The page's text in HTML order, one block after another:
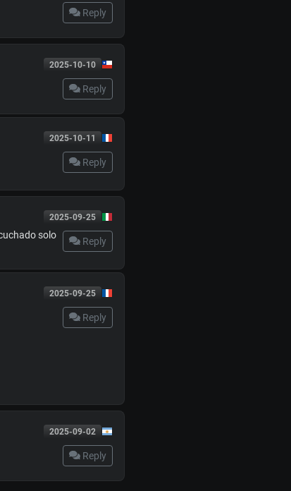
Reply
2025-10-10
Reply
2025-10-11
Reply
2025-09-25
Reply
solo
2025-09-25
Reply
2025-09-02
Reply